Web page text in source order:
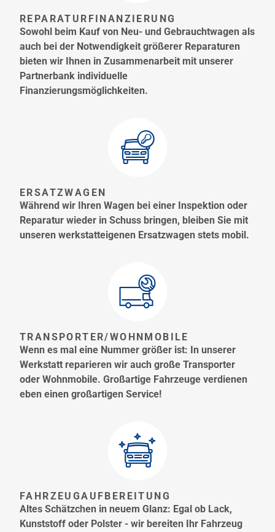
REPARATURFINANZIERUNG
Sowohl beim Kauf von Neu- und Gebrauchtwagen als
auch bei der Notwendigkeit größerer Reparaturen
bieten wir Ihnen in Zusammenarbeit mit unserer
Partnerbank individuelle
Finanzierungsmöglichkeiten.
ERSATZWAGEN
Während wir Ihren Wagen bei einer Inspektion oder
Reparatur wieder in Schuss bringen, bleiben Sie mit
unseren werkstatteigenen Ersatzwagen stets mobil.
TRANSPORTER/WOHNMOBILE
Wenn es mal eine Nummer größer ist: In unserer
Werkstatt reparieren wir auch große Transporter
oder Wohnmobile. Großartige Fahrzeuge verdienen
eben einen großartigen Service!
FAHRZEUGAUFBEREITUNG
Altes Schätzchen in neuem Glanz: Egal ob Lack,
Kunststoff oder Polster - wir bereiten Ihr Fahrzeug